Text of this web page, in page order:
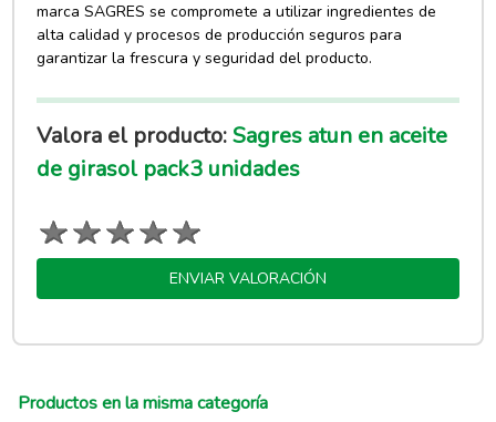
marca SAGRES se compromete a utilizar ingredientes de
alta calidad y procesos de producción seguros para
garantizar la frescura y seguridad del producto.
Valora el producto:Sagres atun en aceite
de girasol pack3 unidades
ENVIAR VALORACIÓN
Productos en la misma categoría